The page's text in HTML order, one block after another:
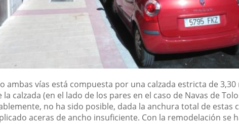
ambas vías está compuesta por una calzada estricta de
calzada (en el lado de los pares en el caso de Navas de
no ha sido posible, dada la anchura total de
aceras de ancho insuficiente. Con la remodelación se